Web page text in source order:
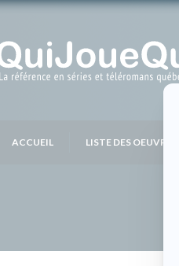
ACCUEIL LISTE DES OEUVRES